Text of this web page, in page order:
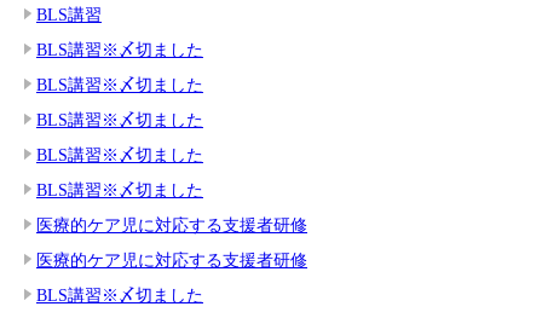
BLS講習
BLS講習※〆切ました
BLS講習※〆切ました
BLS講習※〆切ました
BLS講習※〆切ました
BLS講習※〆切ました
医療的ケア児に対応する支援者研修
医療的ケア児に対応する支援者研修
BLS講習※〆切ました